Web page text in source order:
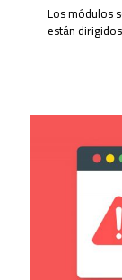
Los módulos
están